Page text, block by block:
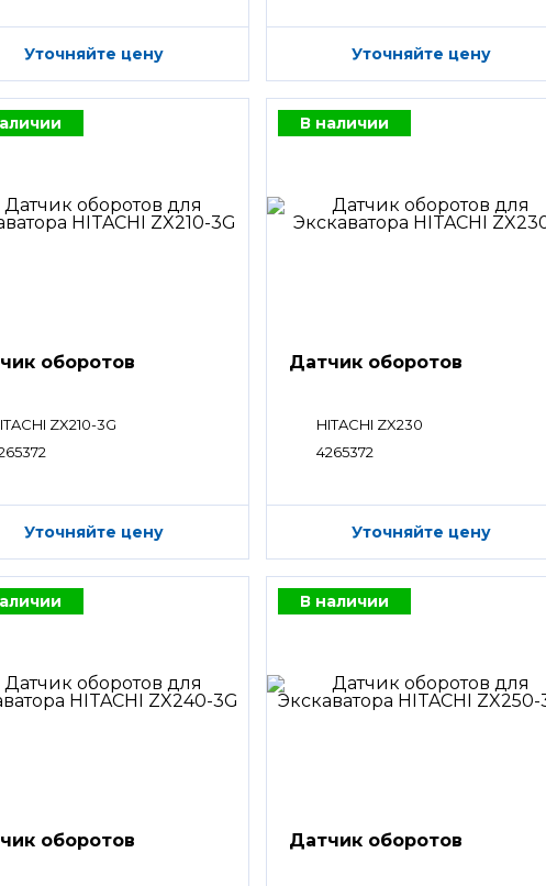
Уточняйте цену Уточняйте цену
оборотов
ZX210-3G
Уточняйте цену
В наличии
Датчик оборотов
HITACHI ZX230
4265372
Уточняйте цену
оборотов
В наличии
Датчик оборотов